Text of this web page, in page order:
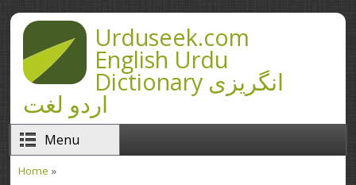
Skip to main contentUrduseek.com
English Urdu
Dictionary انگریزی
اردو لغت
Menu
Home »